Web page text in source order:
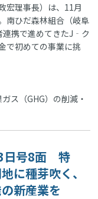
宏理事長）は、11月
南ひだ森林組合（岐阜
連携で進めてきたJ‐ク
で初めての事業に挑
ス（GHG）の削減・
日号8面 特
に種芽吹く、
新産業を